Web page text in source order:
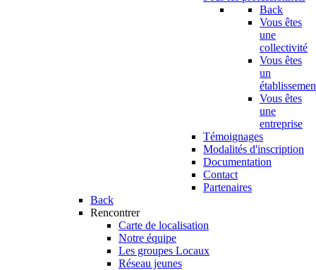
Back
Vous êtes
une
collectivité
Vous êtes
un
Vous êtes
une
entreprise
Témoignages
Modalités d'inscription
Documentation
Contact
Partenaires
Back
Rencontrer
Carte de localisation
Notre équipe
Les groupes Locaux
Réseau jeunes